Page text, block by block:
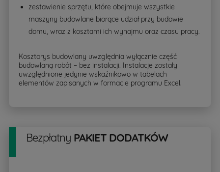
zestawienie sprzętu, które obejmuje wszystkie
maszyny budowlane biorące udział przy budowie
domu, wraz z kosztami ich wynajmu oraz czasu pracy.
Kosztorys budowlany uwzględnia wyłącznie część
budowlaną robót – bez instalacji. Instalacje zostały
uwzględnione jedynie wskaźnikowo w tabelach
elementów zapisanych w formacie programu Excel.
Bezpłatny PAKIET DODATKÓW